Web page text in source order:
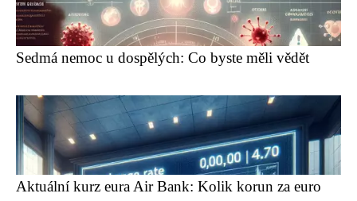
Sedmá nemoc u dospělých: Co byste měli vědět
Aktuální kurz eura Air Bank: Kolik korun za euro